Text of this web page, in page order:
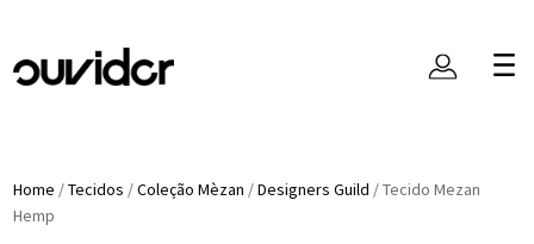
Home /Tecidos /Coleção Mèzan /Designers Guild /Tecido Mezan
Hemp